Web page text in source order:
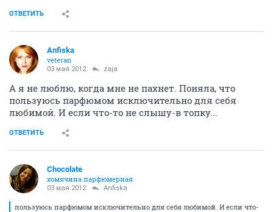
ОТВЕТИТЬ
Anfiska
veteran
03 мая 2012 zaja
А я не люблю, когда мне не пахнет. Поняла, что
пользуюсь парфюмом исключительно для себя
любимой. И если что-то не слышу-в топку...
ОТВЕТИТЬ
Chocolate
хомячина парфюмерная
03 мая 2012 Anfiska
пользуюсь парфюмом исключительно для себя любимой. И если что-